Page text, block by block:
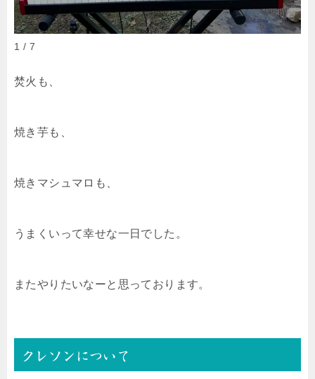
1 / 7
焚火も、
焼き芋も、
焼きマシュマロも、
うまくいって幸せな一日でした。
またやりたいなーと思っております。
クレソンについて